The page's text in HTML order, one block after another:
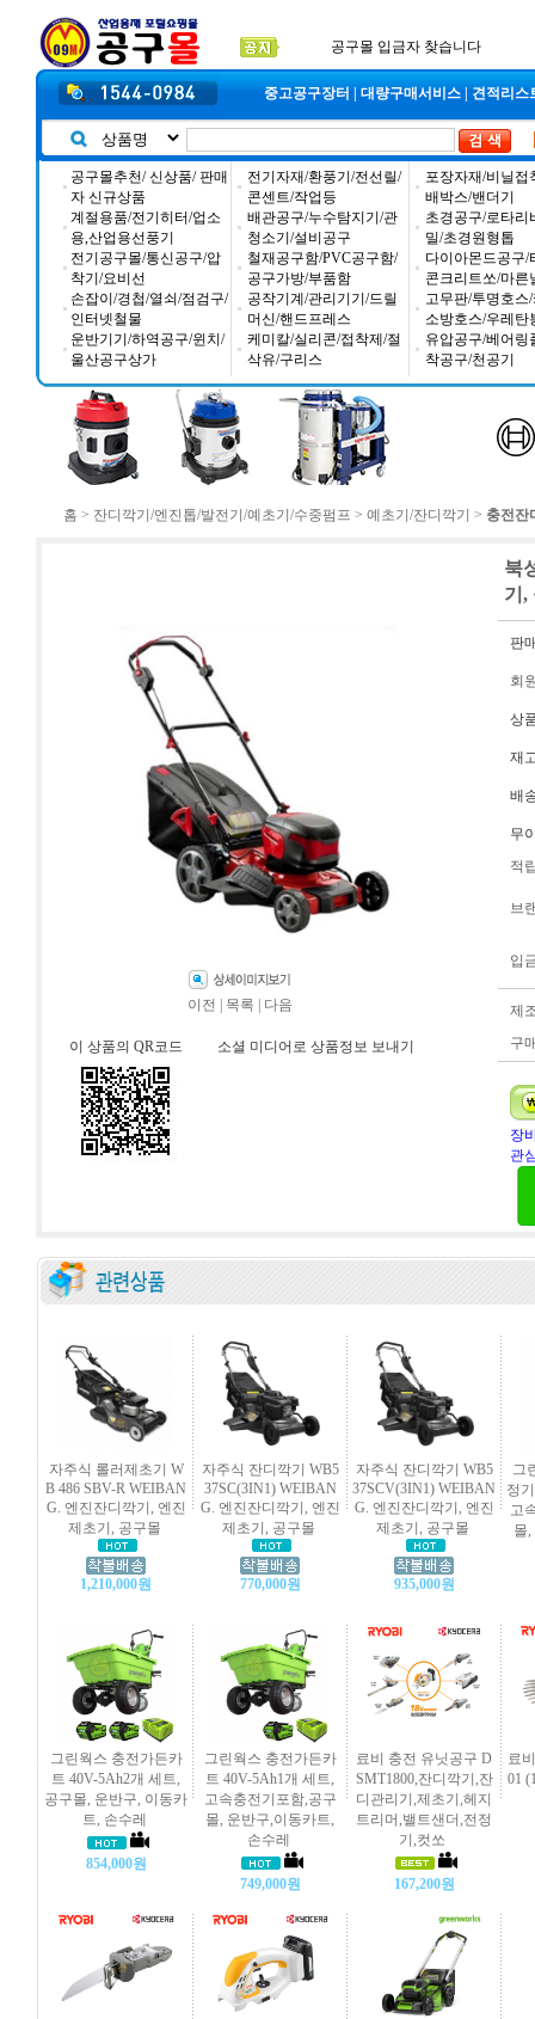
공구몰 입금자 찾습니다
중고공구장터 대량구매서비스 견적리스
공구몰추천/ 신상품/ 판매
자 신규상품
계절용품/전기히터/업소
용,산업용선풍기
전기공구몰/통신공구/압
착기/요비선
손잡이/경첩/열쇠/점검구/
인터넷철물
운반기기/하역공구/윈치/
울산공구상가
전기자재/환풍기/전선릴/
콘센트/작업등
배관공구/누수탐지기/관
청소기/설비공구
철재공구함/PVC공구함/
공구가방/부품함
공작기계/관리기기/드릴
머신/핸드프레스
케미칼/실리콘/접착제/절
삭유/구리스
포장자재/비닐접
배박스/밴더기
초경공구/로타리
밀/초경원형톱
다이아몬드공구/
콘크리트쏘/마른
고무판/투명호스
소방호스/우레탄
유압공구/베어링
착공구/천공기
홈 > 잔디깍기/엔진톱/발전기/예초기/수중펌프 > 예초기/잔디깍기 > 충전잔
이전 목록 다음
이 상품의 QR코드 소셜 미디어로 상품정보 보내기
북
기,
판
회
상
재
배
무
적
브
입
제
구
장
관
자주식 롤러제초기 W
B 486 SBV-R WEIBAN
G. 엔진잔디깍기, 엔진
제초기, 공구몰
1,210,000원
자주식 잔디깍기 WB5
37SC(3IN1) WEIBAN
G. 엔진잔디깍기, 엔진
제초기, 공구몰
770,000원
자주식 잔디깍기 WB5
37SCV(3IN1) WEIBAN
G. 엔진잔디깍기, 엔진
제초기, 공구몰
935,000원
그
정
고
몰
그린웍스 충전가든카
트 40V-5Ah2개 세트,
공구몰, 운반구, 이동카
트, 손수레
854,000원
그린웍스 충전가든카
트 40V-5Ah1개 세트,
고속충전기포함,공구
몰, 운반구,이동카트,
손수레
749,000원
료비 충전 유닛공구 D
SMT1800,잔디깍기,잔
디관리기,제초기,헤지
트리머,밸트샌더,전정
기,컷쏘
167,200원
료
01